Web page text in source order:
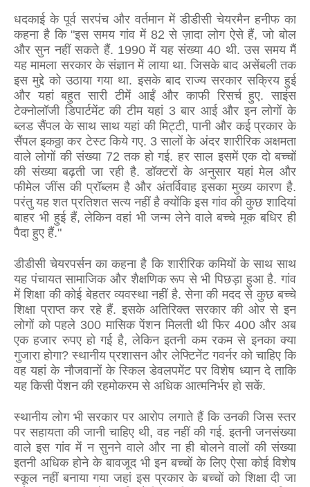
धदकाई के पूर्व सरपंच और वर्तमान में डीडीसी चेयरमैन हनीफ का
कहना है कि "इस समय गांव में 82 से ज़ादा लोग ऐसे हैं, जो बोल
और सुन नहीं सकते हैं. 1990 में यह संख्या 40 थी. उस समय मैं
यह मामला सरकार के संज्ञान में लाया था. जिसके बाद असेंबली तक
इस मुद्दे को उठाया गया था. इसके बाद राज्य सरकार सक्रिय हुई
और यहां बहुत सारी टीमें आईं और काफी रिसर्च हुए. साइंस
टेक्नोलॉजी डिपार्टमेंट की टीम यहां 3 बार आई और इन लोगों के
ब्लड सैंपल के साथ साथ यहां की मिट्टी, पानी और कई प्रकार के
सैंपल इकठ्ठा कर टेस्ट किये गए. 3 सालों के अंदर शारीरिक अक्षमता
वाले लोगों की संख्या 72 तक हो गई. हर साल इसमें एक दो बच्चों
की संख्या बढ़ती जा रही है. डॉक्टरों के अनुसार यहां मेल और
फीमेल जींस की प्रॉब्लम है और अंतर्विवाह इसका मुख्य कारण है.
परंतु यह शत प्रतिशत सत्य नहीं है क्योंकि इस गांव की कुछ शादियां
बाहर भी हुई हैं, लेकिन वहां भी जन्म लेने वाले बच्चे मूक बधिर ही
पैदा हुए हैं."
डीडीसी चेयरपर्सन का कहना है कि शारीरिक कमियों के साथ साथ
यह पंचायत सामाजिक और शैक्षणिक रूप से भी पिछड़ा हुआ है. गांव
में शिक्षा की कोई बेहतर व्यवस्था नहीं है. सेना की मदद से कुछ बच्चे
शिक्षा प्राप्त कर रहे हैं. इसके अतिरिक्त सरकार की ओर से इन
लोगों को पहले 300 मासिक पेंशन मिलती थी फिर 400 और अब
एक हजार रुपए हो गई है, लेकिन इतनी कम रकम से इनका क्या
गुजारा होगा? स्थानीय प्रशासन और लेफ्टिनेंट गवर्नर को चाहिए कि
वह यहां के नौजवानों के स्किल डेवलपमेंट पर विशेष ध्यान दे ताकि
यह किसी पेंशन की रहमोकरम से अधिक आत्मनिर्भर हो सकें.
स्थानीय लोग भी सरकार पर आरोप लगाते हैं कि उनकी जिस स्तर
पर सहायता की जानी चाहिए थी, वह नहीं की गई. इतनी जनसंख्या
वाले इस गांव में न सुनने वाले और ना ही बोलने वालों की संख्या
इतनी अधिक होने के बावजूद भी इन बच्चों के लिए ऐसा कोई विशेष
स्कूल नहीं बनाया गया जहां इस प्रकार के बच्चों को शिक्षा दी जा